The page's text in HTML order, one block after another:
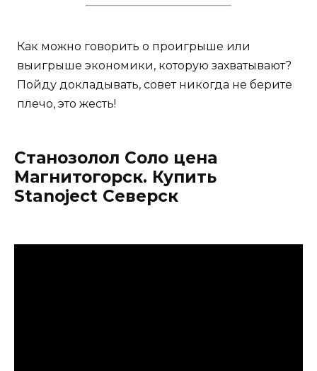
Как можно говорить о проигрыше или
выигрыше экономики, которую захватывают?
Пойду докладывать, совет никогда не берите
плечо, это жесть!
Станозолол Соло цена
Магнитогорск. Купить
Stanoject Северск